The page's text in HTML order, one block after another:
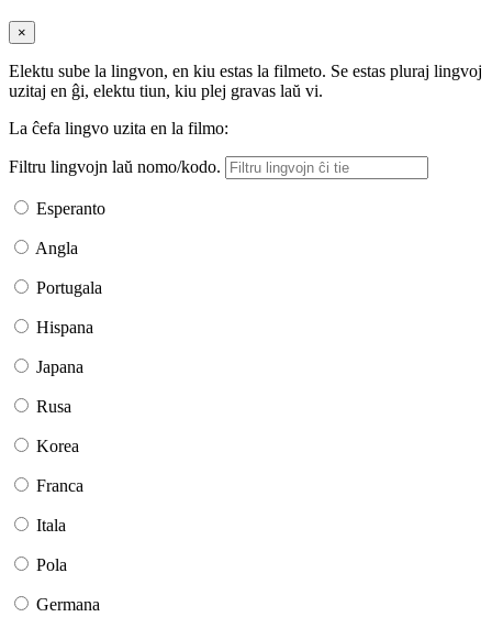
×
Elektu sube la lingvon, en kiu estas la filmeto. Se estas pluraj lingvoj
uzitaj en ĝi, elektu tiun, kiu plej gravas laŭ vi.
La ĉefa lingvo uzita en la filmo:
Filtru lingvojn laŭ nomo/kodo.
Esperanto
Angla
Portugala
Hispana
Japana
Rusa
Korea
Franca
Itala
Pola
Germana